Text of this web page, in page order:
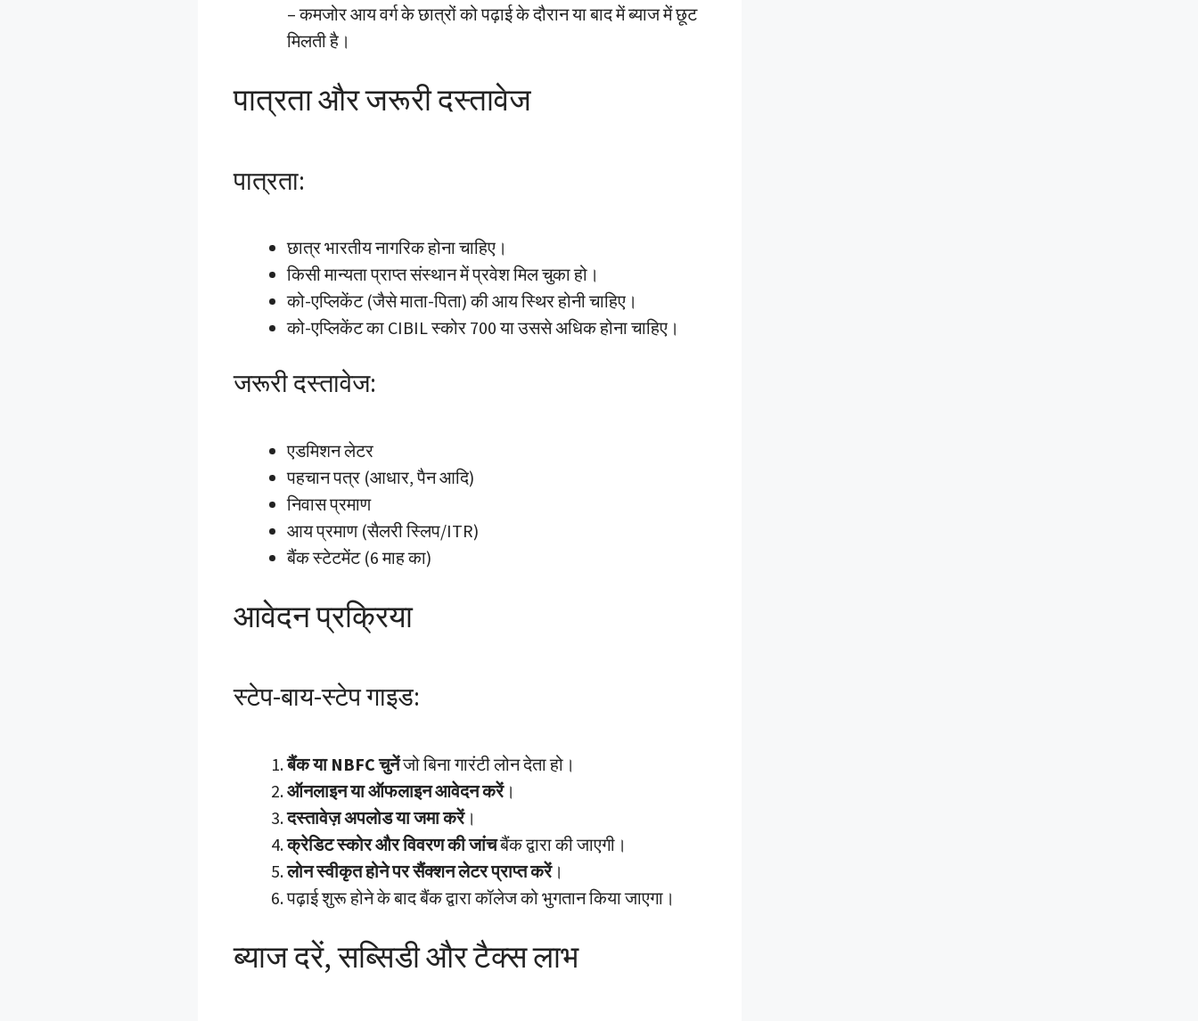
– कमजोर आय वर्ग के छात्रों को पढ़ाई के दौरान या बाद में ब्याज में छूट
मिलती है।
पात्रता और जरूरी दस्तावेज
पात्रता:
छात्र भारतीय नागरिक होना चाहिए।
किसी मान्यता प्राप्त संस्थान में प्रवेश मिल चुका हो।
को-एप्लिकेंट (जैसे माता-पिता) की आय स्थिर होनी चाहिए।
को-एप्लिकेंट का CIBIL स्कोर 700 या उससे अधिक होना चाहिए।
जरूरी दस्तावेज:
एडमिशन लेटर
पहचान पत्र (आधार, पैन आदि)
निवास प्रमाण
आय प्रमाण (सैलरी स्लिप/ITR)
बैंक स्टेटमेंट (6 माह का)
आवेदन प्रक्रिया
स्टेप-बाय-स्टेप गाइड:
बैंक या NBFC चुनेंजो बिना गारंटी लोन देता हो।
ऑनलाइन या ऑफलाइन आवेदन करें।
दस्तावेज़ अपलोड या जमा करें।
क्रेडिट स्कोर और विवरण की जांचबैंक द्वारा की जाएगी।
लोन स्वीकृत होने पर सैंक्शन लेटर प्राप्त करें।
पढ़ाई शुरू होने के बाद बैंक द्वारा कॉलेज को भुगतान किया जाएगा।
ब्याज दरें, सब्सिडी और टैक्स लाभ